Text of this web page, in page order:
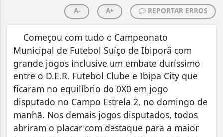
A- A+ REPORTAR ERROS
Começou com tudo o Campeonato
Municipal de Futebol Suíço de Ibiporã com
grande jogos inclusive um embate duríssimo
entre o D.E.R. Futebol Clube e Ibipa City que
ficaram no equilíbrio do 0X0 em jogo
disputado no Campo Estrela 2, no domingo de
manhã. Nos demais jogos disputados, todos
abriram o placar com destaque para a maior